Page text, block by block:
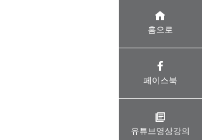
홈으로
페이스북
유튜브영상강의